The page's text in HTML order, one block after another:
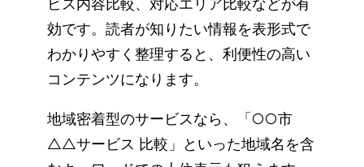
ビス内容比較、対応エリア比較などが有
効です。読者が知りたい情報を表形式で
わかりやすく整理すると、利便性の高い
コンテンツになります。
地域密着型のサービスなら、「○○市
△△サービス 比較」といった地域名を含